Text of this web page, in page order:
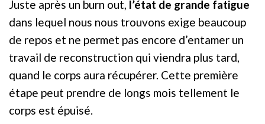
Juste après un burn out, l’état de grande fatigue
dans lequel nous nous trouvons exige beaucoup
de repos et ne permet pas encore d’entamer un
travail de reconstruction qui viendra plus tard,
quand le corps aura récupérer. Cette première
étape peut prendre de longs mois tellement le
corps est épuisé.